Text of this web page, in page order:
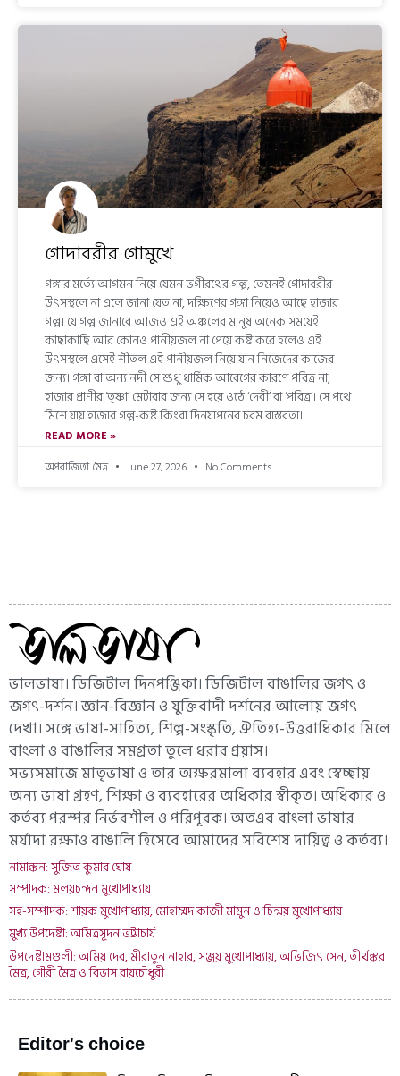
গোদাবরীর গোমুখে
গঙ্গার মর্ত্যে আগমন নিয়ে যেমন ভগীরথের গল্প, তেমনই গোদাবরীর
উৎসস্থলে না এলে জানা যেত না, দক্ষিণের গঙ্গা নিয়েও আছে হাজার
গল্প। যে গল্প জানাবে আজও এই অঞ্চলের মানুষ অনেক সময়েই
কাছাকাছি আর কোনও পানীয়জল না পেয়ে কষ্ট করে হলেও এই
উৎসস্থলে এসেই শীতল এই পানীয়জল নিয়ে যান নিজেদের কাজের
জন্য। গঙ্গা বা অন্য নদী সে শুধু ধার্মিক আবেগের কারণে পবিত্র না,
হাজার প্রাণীর ‘তৃষ্ণা’ মেটাবার জন্য সে হয়ে ওঠে ‘দেবী’ বা ‘পবিত্র’। সে পথে
মিশে যায় হাজার গল্প-কষ্ট কিংবা দিনযাপনের চরম বাস্তবতা।
READ MORE »
অপরাজিতা মৈত্র
June 27, 2026 No Comments
ভালভাষা। ডিজিটাল দিনপঞ্জিকা। ডিজিটাল বাঙালির জগৎ ও
জগৎ-দর্শন। জ্ঞান-বিজ্ঞান ও যুক্তিবাদী দর্শনের আলোয় জগৎ
দেখা। সঙ্গে ভাষা-সাহিত্য, শিল্প-সংস্কৃতি, ঐতিহ্য-উত্তরাধিকার মিলে
বাংলা ও বাঙালির সমগ্রতা তুলে ধরার প্রয়াস।
সভ্যসমাজে মাতৃভাষা ও তার অক্ষরমালা ব্যবহার এবং স্বেচ্ছায়
অন্য ভাষা গ্রহণ, শিক্ষা ও ব্যবহারের অধিকার স্বীকৃত। অধিকার ও
কর্তব্য পরস্পর নির্ভরশীল ও পরিপূরক। অতএব বাংলা ভাষার
মর্যাদা রক্ষাও বাঙালি হিসেবে আমাদের সবিশেষ দায়িত্ব ও কর্তব্য।
নামাঙ্কন: সুজিত কুমার ঘোষ
সম্পাদক: মলয়চন্দন মুখোপাধ্যায়
সহ-সম্পাদক: শায়ক মুখোপাধ্যায়, মোহাম্মদ কাজী মামুন ও চিন্ময় মুখোপাধ্যায়
মুখ্য উপদেষ্টা: অমিত্রসূদন ভট্টাচার্য
উপদেষ্টামণ্ডলী: অমিয় দেব, মীরাতুন নাহার, সঞ্জয় মুখোপাধ্যায়, অভিজিৎ সেন, তীর্থঙ্কর
মৈত্র, গৌরী মৈত্র ও বিভাস রায়চৌধুরী
Editor's choice